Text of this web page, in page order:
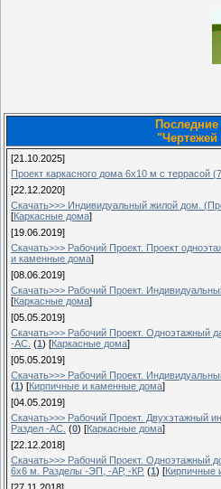
"Чертежей
[21.10.2025]
Проект каркасного дома 6х10 м с террасой
[22.12.2020]
Скачать>>> Индивидуальный жилой дом.
[Каркасные дома]
[19.06.2019]
Скачать>>> Рабочий Проект. Проект
и каменные дома]
[08.06.2019]
Скачать>>> Рабочий Проект.
[Каркасные дома]
[05.05.2019]
Скачать>>> Рабочий Проект. Одноэтажный
-АС. (1) [Каркасные дома]
[05.05.2019]
Скачать>>> Рабочий Проект.
(1) [Кирпичные и каменные дома]
[04.05.2019]
Скачать>>> Рабочий Проект. Двухэтажный
Раздел -АС. (0) [Каркасные дома]
[22.12.2018]
Скачать>>> Рабочий Проект. Одноэтажный
6х6 м. Разделы -ЭП, -АР, -КР. (1) [Кирпичные